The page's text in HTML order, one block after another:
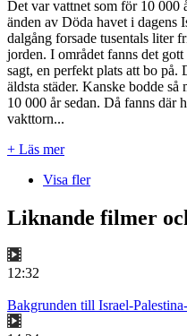
Det var vattnet som för 10 000
änden av Döda havet i dagens
dalgång forsade tusentals liter
jorden. I området fanns det
sagt, en perfekt plats att bo på.
äldsta städer. Kanske bodde
10 000 år sedan. Då fanns där
vakttorn...
+ Läs mer
Visa fler
Liknande filmer
12:32
Bakgrunden till Israel-